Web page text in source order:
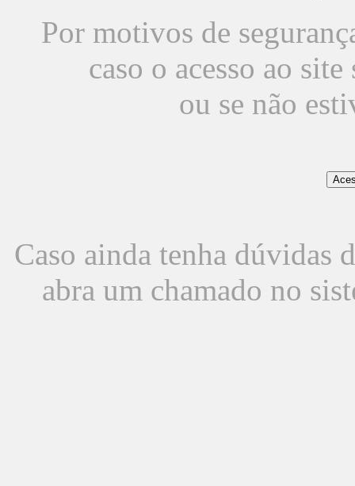
Por motivos de
caso o acesso ao
ou se não
Caso ainda tenha dúvidas
abra um chamado no